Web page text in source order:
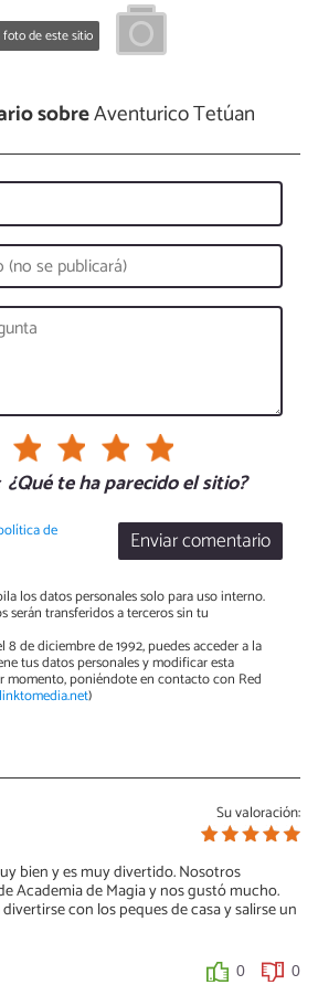
foto de este sitio
sobreAventurico Tetúan
¿Qué te ha parecido el sitio?
Enviar comentario
de
los datos personales solo para uso interno.
serán transferidos a terceros sin tu
de diciembre de 1992, puedes acceder a la
tus datos personales y modificar esta
poniéndote en contacto con Red
)
Su valoración:
bien y es muy divertido. Nosotros
Academia de Magia y nos gustó mucho.
con los peques de casa y salirse un
0 0